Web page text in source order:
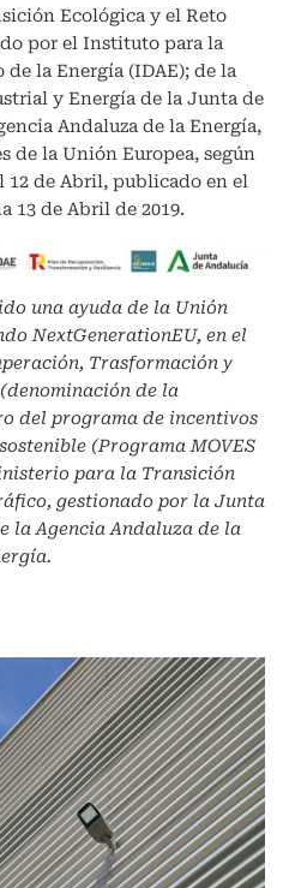
Ecológica y el Reto
por el Instituto para la
la Energía (IDAE); de la
y Energía de la Junta de
Andaluza de la Energía,
de la Unión Europea, según
12 de Abril, publicado en el
13 de Abril de 2019.
una ayuda de la Unión
NextGenerationEU, en el
Trasformación y
de la
del programa de incentivos
(Programa MOVES
para la Transición
gestionado por la Junta
la Agencia Andaluza de la